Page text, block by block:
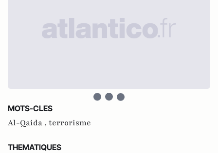
MOTS-CLES
Al-Qaida , terrorisme
THEMATIQUES